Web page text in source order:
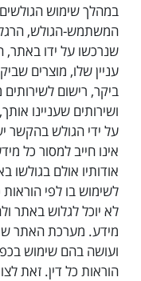
במהלך שימוש
המשתמש-הגולש,
שנרכשו על ידו באתר,
עניין שלו, מוצרים
ביקר, רישום
ושירותים שעניינו
על ידי הגולש בהקשר
אינו חייב למסור כל
אודותיו אולם
לשימוש בו לפי הוראות
לא יוכל לגלוש באתר
מידע. מערכת האתר
ועושה בהם שימוש
הוראות כל דין. זאת